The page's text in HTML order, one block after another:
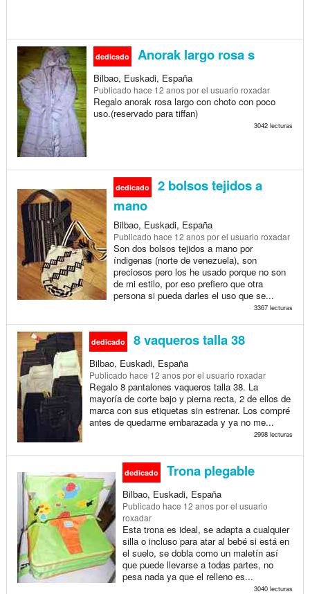
dedicado Anorak largo rosa s
Bilbao, Euskadi, España
Publicado hace 12 anospor el usuario roxadar
Regalo anorak rosa largo con choto con poco
uso.(reservado para tiffan)
3042 lecturas
dedicado
2 bolsos tejidos a
mano
Bilbao, Euskadi, España
Publicado hace 12 anospor el usuario roxadar
Son dos bolsos tejidos a mano por
índigenas (norte de venezuela), son
preciosos pero los he usado porque no son
de mi estilo, por eso prefiero que otra
persona si pueda darles el uso que se...
3367 lecturas
dedicado 8 vaqueros talla 38
Bilbao, Euskadi, España
Publicado hace 12 anospor el usuario roxadar
Regalo 8 pantalones vaqueros talla 38. La
mayoría de corte bajo y pierna recta, 2 de ellos de
marca con sus etiquetas sin estrenar. Los compré
antes de quedarme embarazada y ya no me...
2998 lecturas
dedicado Trona plegable
Bilbao, Euskadi, España
Publicado hace 12 anospor el usuario
roxadar
Esta trona es ideal, se adapta a cualquier
silla o incluso para atar al bebé si está en
el suelo, se dobla como un maletín así
que puede llevarse a todas partes, no
pesa nada ya que el relleno es...
3040 lecturas